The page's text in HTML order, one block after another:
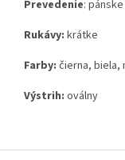
Prevedenie: pánske
Rukávy: krátke
Farby: čierna, biela,
Výstrih: oválny